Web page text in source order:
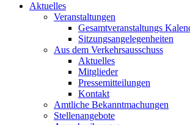
Aktuelles
Veranstaltungen
Gesamtveranstaltungs
Sitzungsangelegenheiten
Aus dem Verkehrsausschuss
Aktuelles
Mitglieder
Pressemitteilungen
Kontakt
Amtliche Bekanntmachungen
Stellenangebote